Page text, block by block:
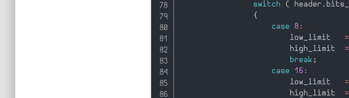
switch
( header .
{
case
8 :
                        low_limit
=
                        high_limit
=
break ;
case
16 :
                        low_limit
=
                        high_limit
=